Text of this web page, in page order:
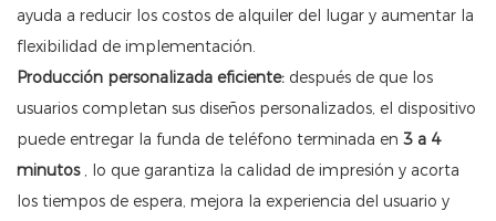
ayuda a reducir los costos de alquiler del lugar y aumentar la
flexibilidad de implementación.
Producción personalizada eficiente: después de que los
usuarios completan sus diseños personalizados, el dispositivo
puede entregar la funda de teléfono terminada en 3 a 4
minutos, lo que garantiza la calidad de impresión y acorta
los tiempos de espera, mejora la experiencia del usuario y